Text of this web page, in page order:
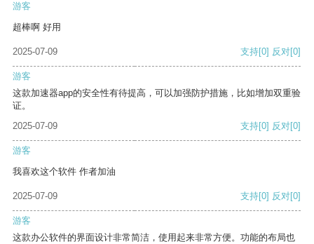
游客
超棒啊 好用
2025-07-09 支持[0] 反对[0]
游客
这款加速器app的安全性有待提高，可以加强防护措施，比如增加双重验
证。
2025-07-09
支持[0] 反对[0]
游客
我喜欢这个软件 作者加油
2025-07-09 支持[0] 反对[0]
游客
这款办公软件的界面设计非常简洁，使用起来非常方便。功能的布局也